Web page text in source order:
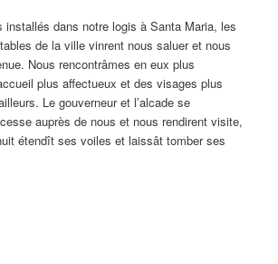
installés dans notre logis à Santa Maria, les
de la ville vinrent nous saluer et nous
Nous rencontrâmes en eux plus
plus affectueux et des visages plus
Le gouverneur et l’alcade se
auprès de nous et nous rendirent visite,
étendît ses voiles et laissât tomber ses